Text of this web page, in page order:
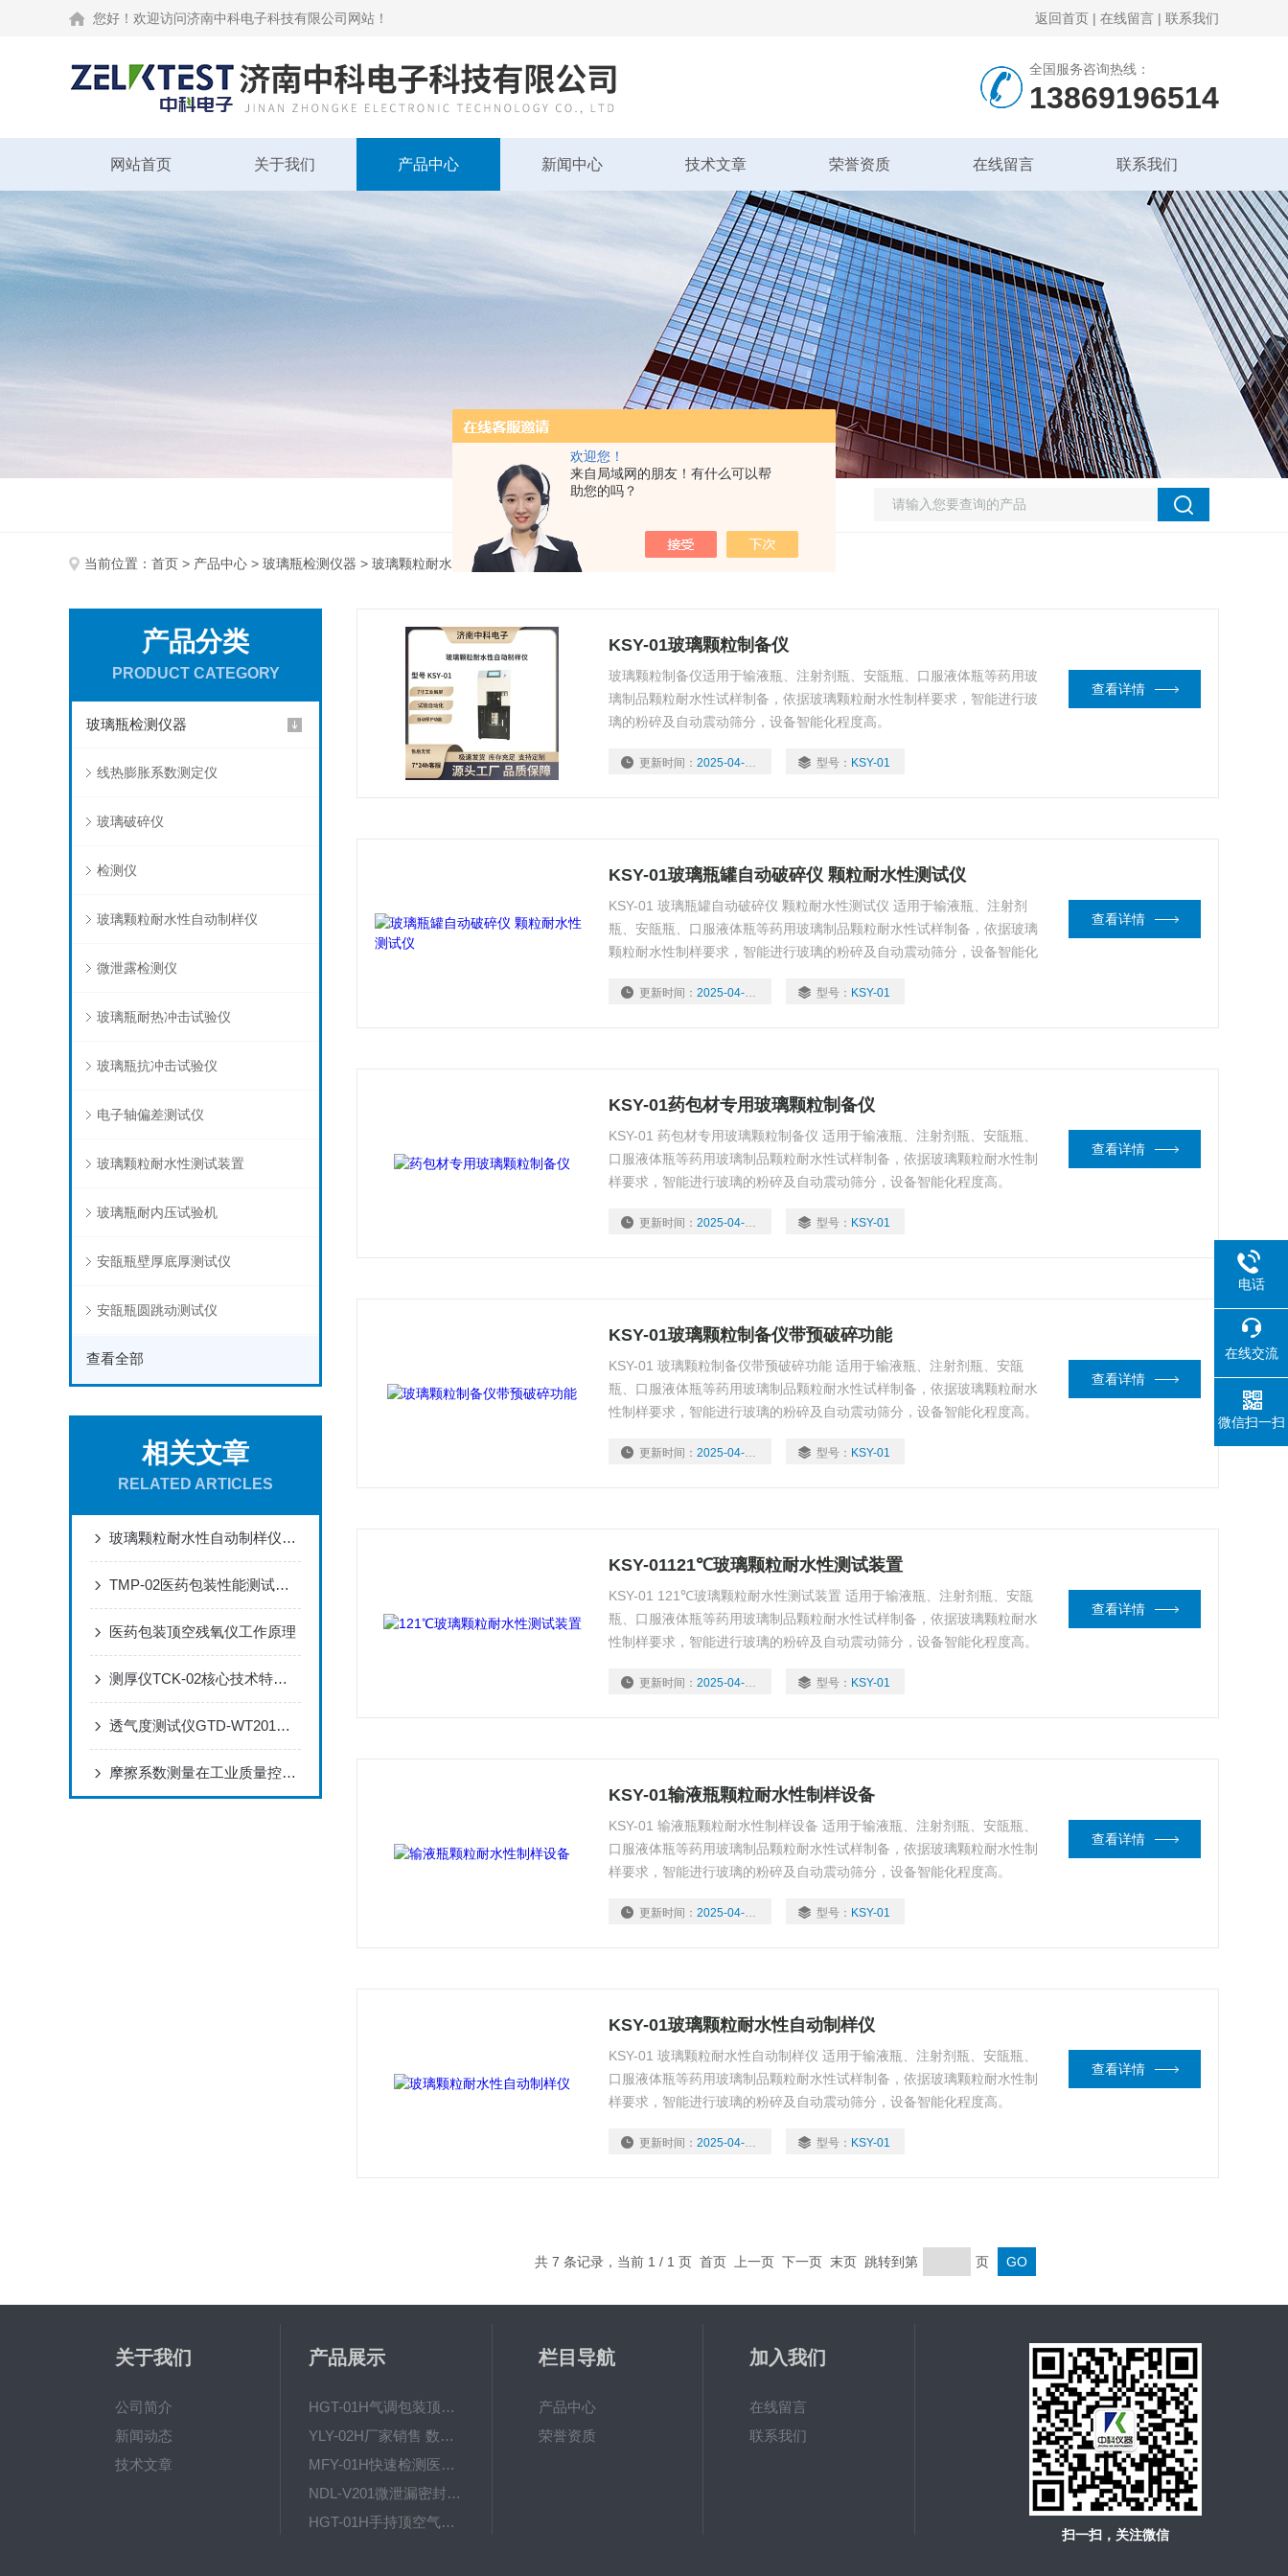
欢迎您！
来自局域网的朋友！有什么可以帮
助您的吗？
您好！欢迎访问济南中科电子科技有限公司网站！ 返回首页 | 在线留言 | 联系我们
全国服务咨询热线：
13869196514
网站首页 关于我们 产品中心 新闻中心 技术文章 荣誉资质 在线留言 联系我们
当前位置： 首页 > 产品中心 > 玻璃瓶检测仪器 > 玻璃颗粒耐水性自动制样仪
产品分类
PRODUCT CATEGORY
玻璃瓶检测仪器
线热膨胀系数测定仪
玻璃破碎仪
检测仪
玻璃颗粒耐水性自动制样仪
微泄露检测仪
玻璃瓶耐热冲击试验仪
玻璃瓶抗冲击试验仪
电子轴偏差测试仪
玻璃颗粒耐水性测试装置
玻璃瓶耐内压试验机
安瓿瓶壁厚底厚测试仪
安瓿瓶圆跳动测试仪
查看全部
相关文章
RELATED ARTICLES
玻璃颗粒耐水性自动制样仪推动玻璃类药包材规范化和标准化发展
TMP-02医药包装性能测试仪助力攻克包装质量难题——精准检测护航药品安全
医药包装顶空残氧仪工作原理
测厚仪TCK-02核心技术特点详述
透气度测试仪GTD-WT201在电池隔膜质量控制中的深度应用方案
摩擦系数测量在工业质量控制中的解决方案
KSY-01玻璃颗粒制备仪
玻璃颗粒制备仪适用于输液瓶、注射剂瓶、安瓿瓶、口服液体瓶等药用玻
璃制品颗粒耐水性试样制备，依据玻璃颗粒耐水性制样要求，智能进行玻
璃的粉碎及自动震动筛分，设备智能化程度高。
更新时间：2025-04-16 型号： KSY-01
查看详情
KSY-01玻璃瓶罐自动破碎仪 颗粒耐水性测试仪
KSY-01 玻璃瓶罐自动破碎仪 颗粒耐水性测试仪 适用于输液瓶、注射剂
瓶、安瓿瓶、口服液体瓶等药用玻璃制品颗粒耐水性试样制备，依据玻璃
颗粒耐水性制样要求，智能进行玻璃的粉碎及自动震动筛分，设备智能化
更新时间：2025-04-16 型号： KSY-01
查看详情
KSY-01药包材专用玻璃颗粒制备仪
KSY-01 药包材专用玻璃颗粒制备仪 适用于输液瓶、注射剂瓶、安瓿瓶、
口服液体瓶等药用玻璃制品颗粒耐水性试样制备，依据玻璃颗粒耐水性制
样要求，智能进行玻璃的粉碎及自动震动筛分，设备智能化程度高。
更新时间：2025-04-16 型号： KSY-01
查看详情
KSY-01玻璃颗粒制备仪带预破碎功能
KSY-01 玻璃颗粒制备仪带预破碎功能 适用于输液瓶、注射剂瓶、安瓿
瓶、口服液体瓶等药用玻璃制品颗粒耐水性试样制备，依据玻璃颗粒耐水
性制样要求，智能进行玻璃的粉碎及自动震动筛分，设备智能化程度高。
更新时间：2025-04-16 型号： KSY-01
查看详情
KSY-01121℃玻璃颗粒耐水性测试装置
KSY-01 121℃玻璃颗粒耐水性测试装置 适用于输液瓶、注射剂瓶、安瓿
瓶、口服液体瓶等药用玻璃制品颗粒耐水性试样制备，依据玻璃颗粒耐水
性制样要求，智能进行玻璃的粉碎及自动震动筛分，设备智能化程度高。
更新时间：2025-04-16 型号： KSY-01
查看详情
KSY-01输液瓶颗粒耐水性制样设备
KSY-01 输液瓶颗粒耐水性制样设备 适用于输液瓶、注射剂瓶、安瓿瓶、
口服液体瓶等药用玻璃制品颗粒耐水性试样制备，依据玻璃颗粒耐水性制
样要求，智能进行玻璃的粉碎及自动震动筛分，设备智能化程度高。
更新时间：2025-04-15 型号： KSY-01
查看详情
KSY-01玻璃颗粒耐水性自动制样仪
KSY-01 玻璃颗粒耐水性自动制样仪 适用于输液瓶、注射剂瓶、安瓿瓶、
口服液体瓶等药用玻璃制品颗粒耐水性试样制备，依据玻璃颗粒耐水性制
样要求，智能进行玻璃的粉碎及自动震动筛分，设备智能化程度高。
更新时间：2025-04-15 型号： KSY-01
查看详情
共 7 条记录，当前 1 / 1 页 首页 上一页 下一页 末页 跳转到第 页
关于我们
公司简介
新闻动态
技术文章
产品展示
HGT-01H气调包装顶空气体分析仪
YLY-02H厂家销售 数显屏偏光应力仪
MFY-01H快速检测‌医药玻璃容器密封试验仪支持定制
NDL-V201微泄漏密封仪/软包装件密封试验仪
HGT-01H手持顶空气体分析仪/包装残氧仪
栏目导航
产品中心
荣誉资质
加入我们
在线留言
联系我们
扫一扫，关注微信
电话
在线交流
微信扫一扫